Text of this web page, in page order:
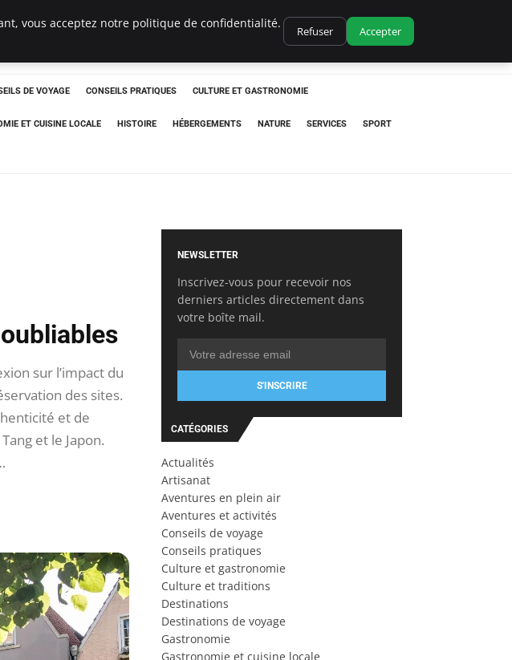
DE VOYAGE CONSEILS PRATIQUES CULTURE ET GASTRONOMIE
ET CUISINE LOCALE HISTOIRE HÉBERGEMENTS NATURE SERVICES SPORT
sur l’impact du
des sites.
et de
et le Japon.
NEWSLETTER
Inscrivez-vous pour recevoir nos
derniers articles directement dans
votre boîte mail.
S'INSCRIRE
CATÉGORIES
Actualités
Artisanat
Aventures en plein air
Aventures et activités
Conseils de voyage
Conseils pratiques
Culture et gastronomie
Culture et traditions
Destinations
Destinations de voyage
Gastronomie
Gastronomie et cuisine locale
vous acceptez notre politique de confidentialité.
Refuser Accepter